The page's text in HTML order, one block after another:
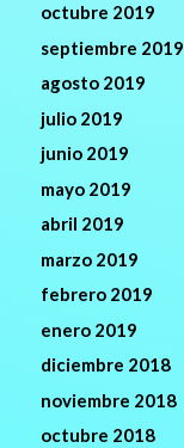
octubre 2019
septiembre 2019
agosto 2019
julio 2019
junio 2019
mayo 2019
abril 2019
marzo 2019
febrero 2019
enero 2019
diciembre 2018
noviembre 2018
octubre 2018